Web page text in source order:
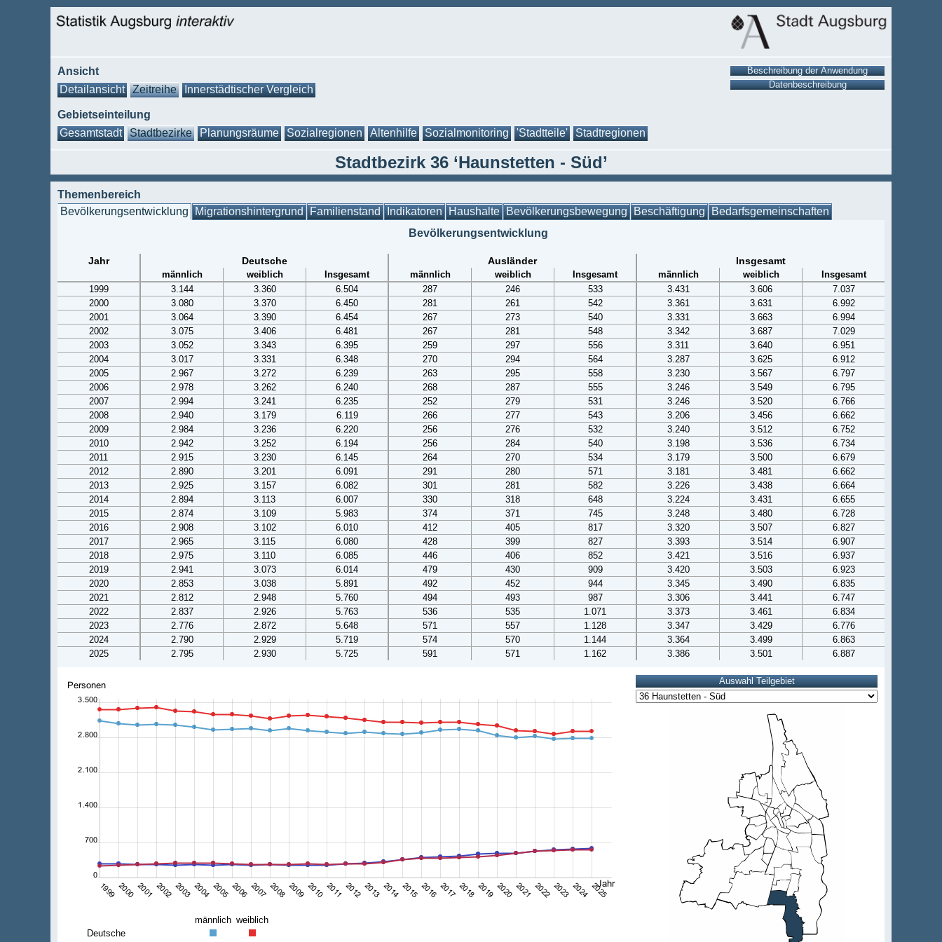
Ansicht
Detailansicht
Zeitreihe Innerstädtischer Vergleich
Gebietseinteilung
Gesamtstadt
Stadtbezirke Planungsräume Sozialregionen Altenhilfe Sozialmonitoring 'Stadtteile' Stadtregionen
Stadtbezirk 36 ‘Haunstetten - Süd’
Themenbereich
Bevölkerungsentwicklung Migrationshintergrund Familienstand Indikatoren Haushalte Bevölkerungsbewegung Beschäftigung Bedarfsgemeinschaften
Bevölkerungsentwicklung
Jahr Deutsche Ausländer Insgesamt
männlich weiblich Insgesamt männlich weiblich Insgesamt männlich weiblich
Insgesamt
1999
3.144 3.360 6.504 287 246 533 3.431 3.606
7.037
2000
3.080 3.370 6.450 281 261 542 3.361 3.631
6.992
2001
3.064 3.390 6.454 267 273 540 3.331 3.663
6.994
2002
3.075 3.406 6.481 267 281 548 3.342 3.687
7.029
2003
3.052 3.343 6.395 259 297 556 3.311 3.640
6.951
2004
3.017 3.331 6.348 270 294 564 3.287 3.625
6.912
2005
2.967 3.272 6.239 263 295 558 3.230 3.567
6.797
2006
2.978 3.262 6.240 268 287 555 3.246 3.549
6.795
2007
2.994 3.241 6.235 252 279 531 3.246 3.520
6.766
2008
2.940 3.179 6.119 266 277 543 3.206 3.456
6.662
2009
2.984 3.236 6.220 256 276 532 3.240 3.512
6.752
2010
2.942 3.252 6.194 256 284 540 3.198 3.536
6.734
2011
2.915 3.230 6.145 264 270 534 3.179 3.500
6.679
2012
2.890 3.201 6.091 291 280 571 3.181 3.481
6.662
2013
2.925 3.157 6.082 301 281 582 3.226 3.438
6.664
2014
2.894 3.113 6.007 330 318 648 3.224 3.431
6.655
2015
2.874 3.109 5.983 374 371 745 3.248 3.480
6.728
2016
2.908 3.102 6.010 412 405 817 3.320 3.507
6.827
2017
2.965 3.115 6.080 428 399 827 3.393 3.514
6.907
2018
2.975 3.110 6.085 446 406 852 3.421 3.516
6.937
2019
2.941 3.073 6.014 479 430 909 3.420 3.503
6.923
2020
2.853 3.038 5.891 492 452 944 3.345 3.490
6.835
2021
2.812 2.948 5.760 494 493 987 3.306 3.441
6.747
2022
2.837 2.926 5.763 536 535 1.071 3.373 3.461
6.834
2023
2.776 2.872 5.648 571 557 1.128 3.347 3.429
6.776
2024
2.790 2.929 5.719 574 570 1.144 3.364 3.499
6.863
2025
2.795 2.930 5.725 591 571 1.162 3.386 3.501 6.887
männlich weiblich
Deutsche